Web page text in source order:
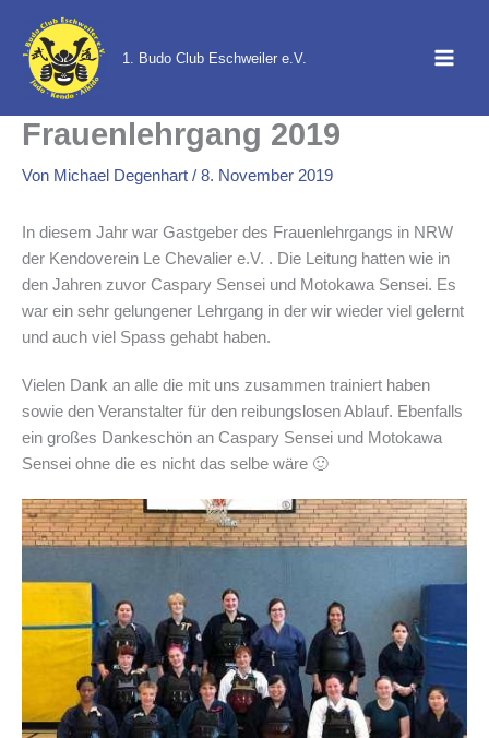
Inhalt
springen
1. Budo Club Eschweiler e.V.
Frauenlehrgang 2019
Von Michael Degenhart / 8. November 2019
In diesem Jahr war Gastgeber des Frauenlehrgangs in NRW
der Kendoverein Le Chevalier e.V. . Die Leitung hatten wie in
den Jahren zuvor Caspary Sensei und Motokawa Sensei. Es
war ein sehr gelungener Lehrgang in der wir wieder viel gelernt
und auch viel Spass gehabt haben.
Vielen Dank an alle die mit uns zusammen trainiert haben
sowie den Veranstalter für den reibungslosen Ablauf. Ebenfalls
ein großes Dankeschön an Caspary Sensei und Motokawa
Sensei ohne die es nicht das selbe wäre 🙂